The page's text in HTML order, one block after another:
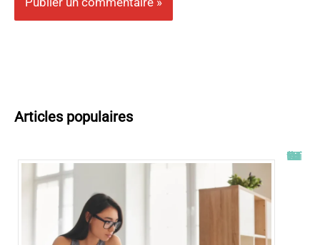
Articles populaires
Tout savoir sur l’ENT UT2J